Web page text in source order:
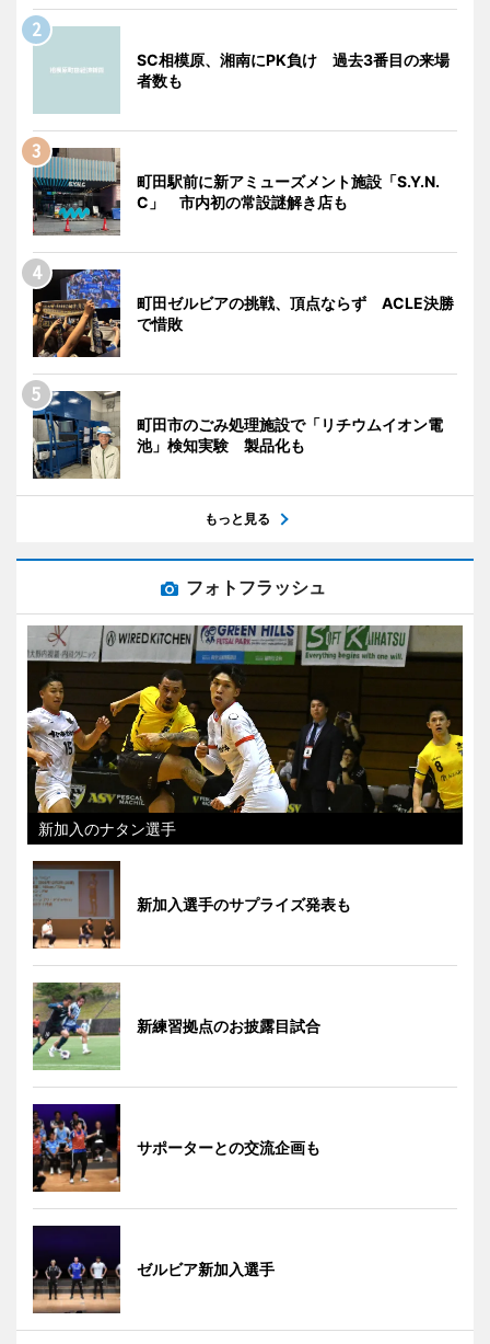
SC相模原、湘南にPK負け 過去3番目の来場
者数も
町田駅前に新アミューズメント施設「S.Y.N.
C」 市内初の常設謎解き店も
町田ゼルビアの挑戦、頂点ならず ACLE決勝
で惜敗
町田市のごみ処理施設で「リチウムイオン電
池」検知実験 製品化も
もっと見る
フォトフラッシュ
新加入のナタン選手
新加入選手のサプライズ発表も
新練習拠点のお披露目試合
サポーターとの交流企画も
ゼルビア新加入選手